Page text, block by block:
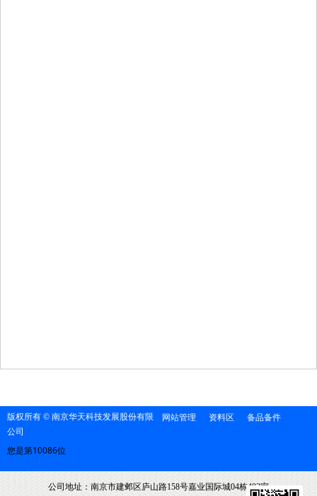
版权所有 © 南京华天科技发展股份有限
公司
网站管理 资料区 备品备件
您是第10086位
公司地址：南京市建邺区庐山路158号嘉业国际城04栋402室